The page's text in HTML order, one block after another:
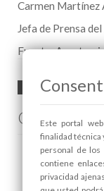
Carmen Martínez
Jefa de Prensa
Fuente:
Comenta
Este portal
finalidad técnica
personal de los
contiene
privacidad